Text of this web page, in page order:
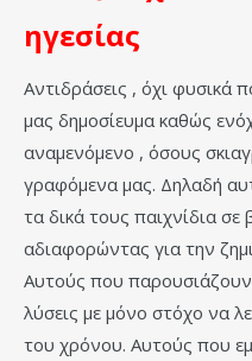
ηγεσίας
Αντιδράσεις , όχι φυσικά
μας δημοσίευμα καθώς
αναμενόμενο , όσους
γραφόμενα μας. Δηλαδή
τα δικά τους παιχνίδια
αδιαφορώντας για την
Αυτούς που
λύσεις με μόνο στόχο να
του χρόνου. Αυτούς που